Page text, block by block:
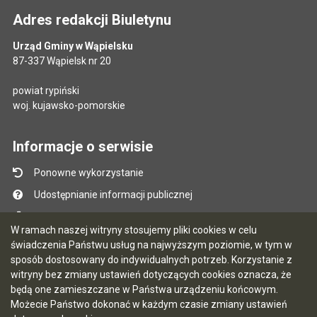
W ramach naszej witryny stosujemy pliki cookies w celu
świadczenia Państwu usług na najwyższym poziomie, w tym w
sposób dostosowany do indywidualnych potrzeb. Korzystanie z
witryny bez zmiany ustawień dotyczących cookies oznacza, że
będą one zamieszczane w Państwa urządzeniu końcowym.
Możecie Państwo dokonać w każdym czasie zmiany ustawień
Adres redakcji Biuletynu
Urząd Gminy w Wąpielsku
87-337 Wąpielsk nr 20
powiat rypiński
woj. kujawsko-pomorskie
Informacje o serwisie
Ponowne wykorzystanie
Udostępnianie informacji publicznej
Mapa serwisu
Instrukcja obsługi
Statystyki oglądalności
Ostatnio dodane
Ostatnia aktualizacja BIP: 06.08.2026 10:47